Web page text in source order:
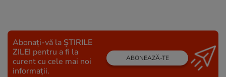
Abonați-vă la ȘTIRILE
ZILEI pentru a fi la
curent cu cele mai noi
informații.
ABONEAZĂ-TE